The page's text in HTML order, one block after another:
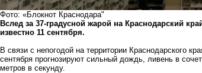
Фото: «Блокнот Краснодара"
Вслед за 37-градусной жарой на Краснодарский
известно 11 сентября.
В связи с непогодой на территории Краснодарского
сентября прогнозируют сильный дождь, ливень в
метров в секунду.